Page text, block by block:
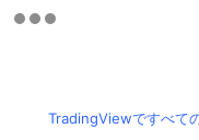
TradingViewですべて